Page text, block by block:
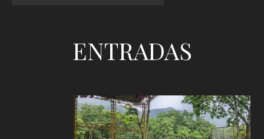
ENTRADAS